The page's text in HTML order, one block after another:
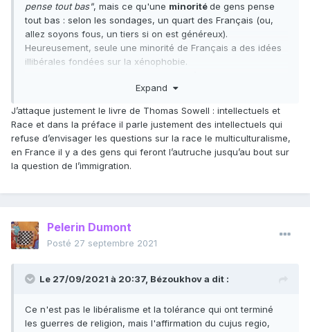
pense tout bas", mais ce qu'une minoritéde gens pense
tout bas : selon les sondages, un quart des Français (ou,
allez soyons fous, un tiers si on est généreux).
Heureusement, seule une minorité de Français a des idées
illibérales fondées sur la xénophobie.
compris (mais qu'a compris en revanche Marine Le Pen, qui
que le discours ultra agressif enthousiasme certes les
quelques groupies xénophobes, mais rebute fortement le
reste de la population.
Expand
J’attaque justement le livre de Thomas Sowell : intellectuels et
Race et dans la préface il parle justement des intellectuels qui
refuse d’envisager les questions sur la race le multiculturalisme,
en France il y a des gens qui feront l’autruche jusqu’au bout sur
la question de l’immigration.
Pelerin Dumont
Posté 27 septembre 2021
Le 27/09/2021 à 20:37, Bézoukhova dit :
Ce n'est pas le libéralisme et la tolérance qui ont terminé
les guerres de religion, mais l'affirmation du cujus regio,